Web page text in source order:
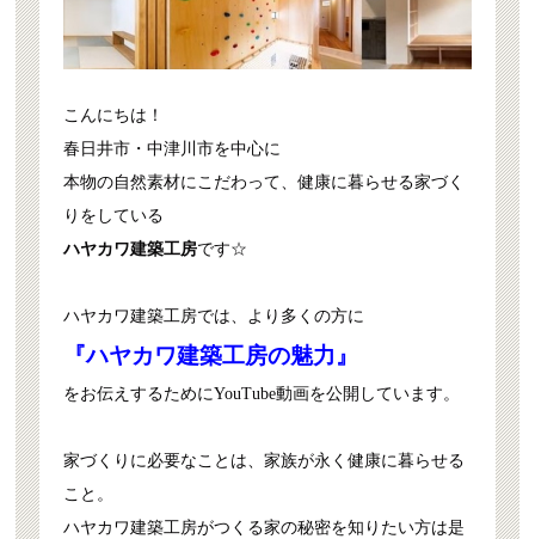
こんにちは！
春日井市・中津川市を中心に
本物の自然素材にこだわって、健康に暮らせる家づく
りをしている
ハヤカワ建築工房です☆
ハヤカワ建築工房では、より多くの方に
『ハヤカワ建築工房の魅力』
をお伝えするためにYouTube動画を公開しています。
家づくりに必要なことは、家族が永く健康に暮らせる
こと。
ハヤカワ建築工房がつくる家の秘密を知りたい方は是